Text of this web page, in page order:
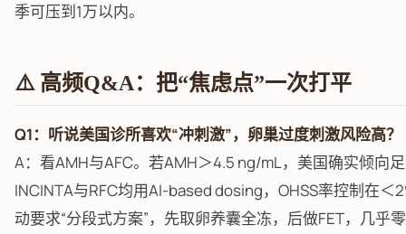
季可压到1万以内。
⚠️ 高频Q&A：把“焦虑点”一次打平
Q1：听说美国诊所喜欢“冲刺激”，卵巢过度刺激风险高？
A：看AMH与AFC。若AMH＞4.5 ng/mL，美国确实倾向
INCINTA与RFC均用AI-based dosing，OHSS率控制在＜
动要求“分段式方案”，先取卵养囊全冻，后做FET，几乎